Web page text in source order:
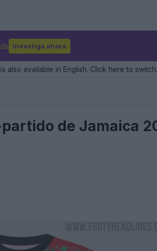
Investiga ahora
also available in English. Click here to switch.
de Jamaica